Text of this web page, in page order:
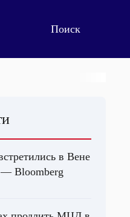
в Вене
— Bloomberg